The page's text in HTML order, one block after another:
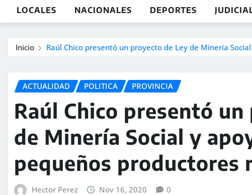
LOCALES NACIONALES DEPORTES
Inicio Raúl Chico presentó un proyecto de Ley de Minería
ACTUALIDAD POLITICA PROVINCIA
Raúl Chico presentó
de Minería Social y
pequeños productores
Hector Perez Nov 16, 2020 0